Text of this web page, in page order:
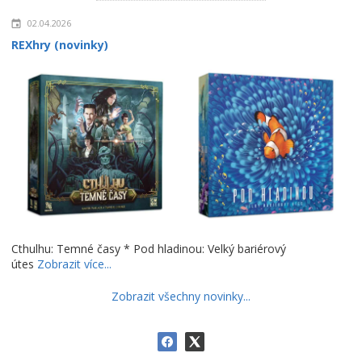
02.04.2026
REXhry (novinky)
Cthulhu: Temné časy * Pod hladinou: Velký bariérový
útes Zobrazit více...
Zobrazit všechny novinky...